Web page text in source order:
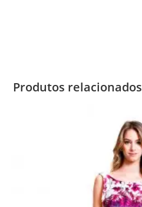
Produtos relacionados